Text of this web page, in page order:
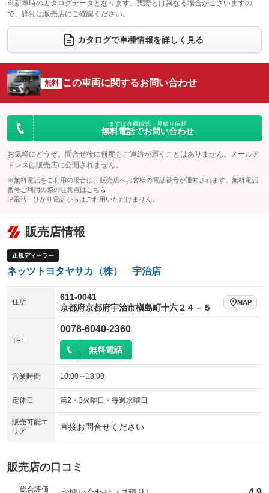
：装備なし ：装備なし
ウォークスルー
電動リアゲート フロントカメラ
：装備なし
シートエアコン
：装備なし 全周囲カメラ
：装備なし
サイドカメラ
：装備なし ルーフレール
：装備なし
エアサスペンション ヘッドライトウォッシャー
※新車時のカタログデータとなります。実際とは異なる場合がございますの
で、詳細は販売店にご確認ください。
カタログで車種情報を詳しく見る
無料 この車両に関するお問い合わせ
まずは在庫確認・見積り依頼
無料電話でお問い合わせ
お気軽にどうぞ。問合せ後に何度もご連絡が届くことはありません。メールア
ドレスは販売店に公開されません。
※無料電話をご利用の場合は、販売店へお客様の電話番号が通知されます。無料電話
番号ご利用の際の注意点は こちら
IP電話、ひかり電話からはご利用いただけません。
販売店情報
正規ディーラー
ネッツトヨタヤサカ（株） 宇治店
住所
611-0041
京都府京都府宇治市槇島町十六２４－５
MAP
TEL
0078-6040-2360
無料電話
営業時間 10:00～18:00
定休日 第2・3火曜日・毎週水曜日
販売可能エ
リア
直接お問合せください
販売店の口コミ
総合評価